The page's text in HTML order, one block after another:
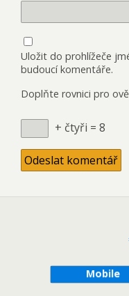
Uložit do prohlížeče
budoucí komentáře.
Doplňte rovnici pro
+ čtyři = 8
Mobile